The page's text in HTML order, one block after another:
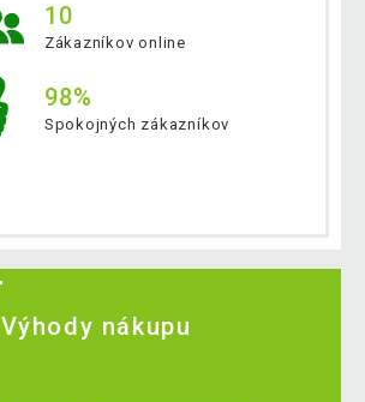
10
Zákazníkov online
98%
Spokojných zákazníkov
Výhody nákupu